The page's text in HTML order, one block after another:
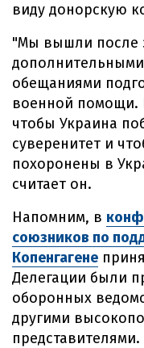
виду донорскую
"Мы вышли после
обещаниями
военной помощи.
чтобы Украина
суверенитет и
похоронены в
считает он.
Напомним, в
союзников по
Копенгагене
Делегации были
оборонных
другими
представителями.